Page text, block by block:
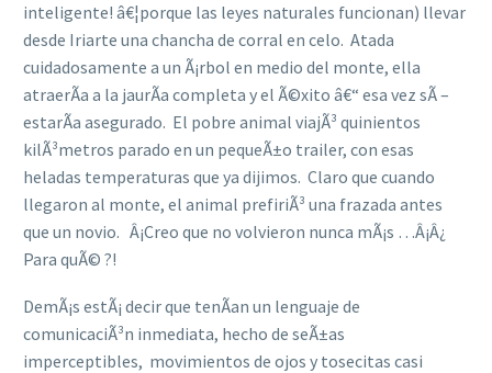
inteligente! â€¦porque las leyes naturales funcionan) llevar
desde Iriarte una chancha de corral en celo. Atada
cuidadosamente a un Ã¡rbol en medio del monte, ella
atraerÃ­a a la jaurÃ­a completa y el Ã©xito â€“ esa vez sÃ­ –
estarÃ­a asegurado. El pobre animal viajÃ³ quinientos
kilÃ³metros parado en un pequeÃ±o trailer, con esas
heladas temperaturas que ya dijimos. Claro que cuando
llegaron al monte, el animal prefiriÃ³ una frazada antes
que un novio. Â¡Creo que no volvieron nunca mÃ¡s …Â¡Â¿
Para quÃ© ?!
DemÃ¡s estÃ¡ decir que tenÃ­an un lenguaje de
comunicaciÃ³n inmediata, hecho de seÃ±as
imperceptibles, movimientos de ojos y tosecitas casi